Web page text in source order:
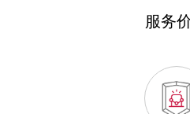
服务